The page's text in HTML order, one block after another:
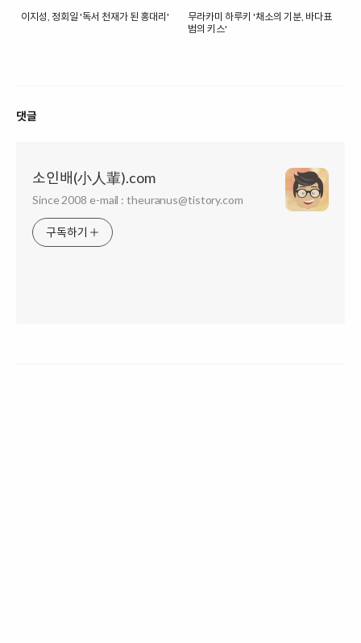
이지성, 정회일 '독서 천재가 된 홍대리'
무라카미 하루키 '채소의 기분, 바다표
범의 키스'
댓글
소인배(小人輩).com
Since 2008 e-mail : theuranus@tistory.com
구독하기